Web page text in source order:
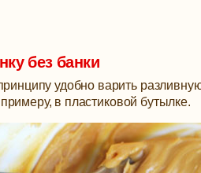
без банки
удобно варить
в пластиковой бутылке.